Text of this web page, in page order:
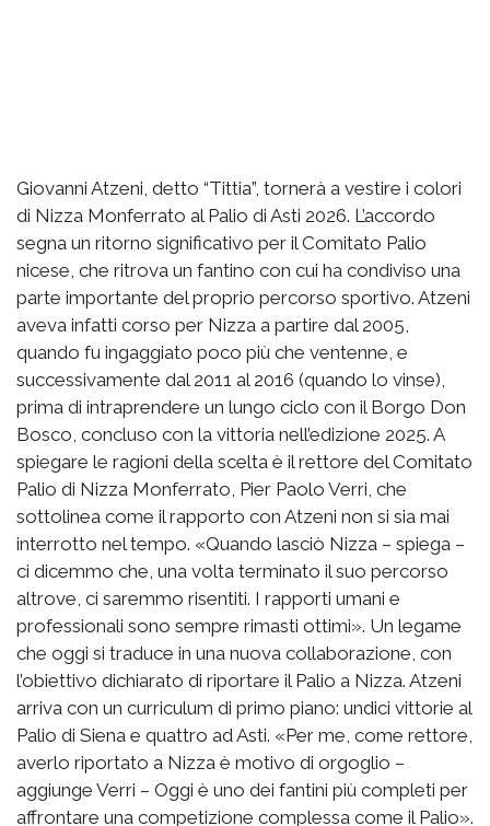
Giovanni Atzeni, detto “Tittia”, tornerà a vestire i colori
di Nizza Monferrato al Palio di Asti 2026. L’accordo
segna un ritorno significativo per il Comitato Palio
nicese, che ritrova un fantino con cui ha condiviso una
parte importante del proprio percorso sportivo. Atzeni
aveva infatti corso per Nizza a partire dal 2005,
quando fu ingaggiato poco più che ventenne, e
successivamente dal 2011 al 2016 (quando lo vinse),
prima di intraprendere un lungo ciclo con il Borgo Don
Bosco, concluso con la vittoria nell’edizione 2025. A
spiegare le ragioni della scelta è il rettore del Comitato
Palio di Nizza Monferrato, Pier Paolo Verri, che
sottolinea come il rapporto con Atzeni non si sia mai
interrotto nel tempo. «Quando lasciò Nizza – spiega –
ci dicemmo che, una volta terminato il suo percorso
altrove, ci saremmo risentiti. I rapporti umani e
professionali sono sempre rimasti ottimi». Un legame
che oggi si traduce in una nuova collaborazione, con
l’obiettivo dichiarato di riportare il Palio a Nizza. Atzeni
arriva con un curriculum di primo piano: undici vittorie al
Palio di Siena e quattro ad Asti. «Per me, come rettore,
averlo riportato a Nizza è motivo di orgoglio –
aggiunge Verri – Oggi è uno dei fantini più completi per
affrontare una competizione complessa come il Palio».